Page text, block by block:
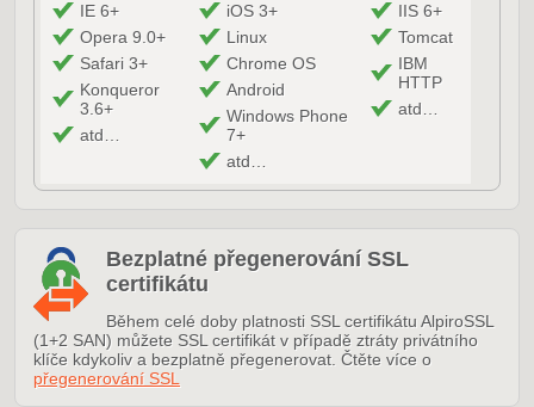
IE 6+
Opera 9.0+
Safari 3+
Konqueror
3.6+
atd…
iOS 3+
Linux
Chrome OS
Android
Windows Phone
7+
atd…
IIS 6+
Tomcat
IBM
HTTP
atd…
Bezplatné přegenerování SSL
certifikátu
Během celé doby platnosti SSL certifikátu AlpiroSSL
(1+2 SAN) můžete SSL certifikát v případě ztráty privátního
klíče kdykoliv a bezplatně přegenerovat. Čtěte více o
přegenerování SSL